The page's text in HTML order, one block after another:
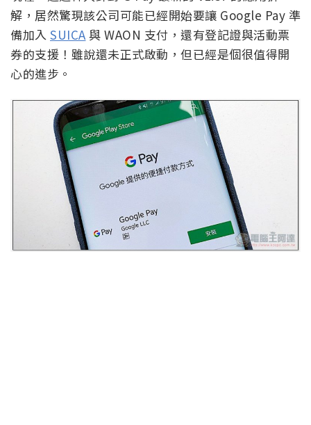
解，居然驚現該公司可能已經開始要讓 Google Pay 準
備加入 SUICA 與 WAON 支付，還有登記證與活動票
券的支援！雖說還未正式啟動，但已經是個很值得開
心的進步。